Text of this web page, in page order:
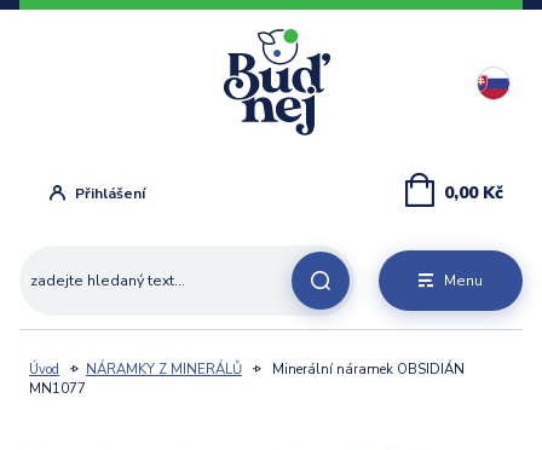
Menu
Přihlášení 0,00 Kč
Úvod NÁRAMKY Z MINERÁLŮ
Minerální náramek OBSIDIÁN
MN1077